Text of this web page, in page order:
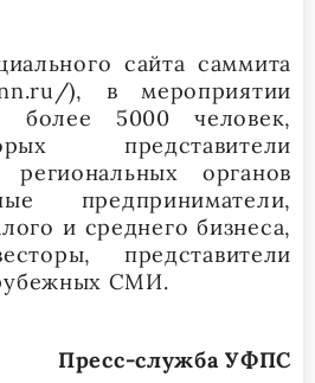
сайта саммита
.ru/), в мероприятии
более 5000 человек,
представители
органов
предприниматели,
и среднего бизнеса,
представители
СМИ.
Пресс-служба УФПС